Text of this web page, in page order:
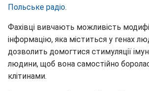
Польське радіо.
Фахівці вивчають можливість
інформацію, яка міститься у генах
дозволить домогтися стимуляції
людини, щоб вона самостійно
клітинами.